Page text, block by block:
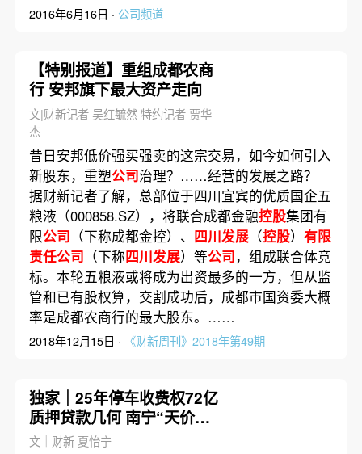
2016年6月16日 · 公司频道
【特别报道】重组成都农商
行 安邦旗下最大资产走向
文|财新记者 吴红毓然 特约记者 贾华
杰
昔日安邦低价强买强卖的这宗交易，如今如何引入
新股东，重塑公司治理？……经营的发展之路？
据财新记者了解，总部位于四川宜宾的优质国企五
粮液（000858.SZ），将联合成都金融控股集团有
限公司 （下称成都金控）、 四川发展（控股） 有限
责任公司 （下称四川发展）等公司，组成联合体竞
标。本轮五粮液或将成为出资最多的一方，但从监
管和已有股权算，交割成功后，成都市国资委大概
率是成都农商行的最大股东。……
2018年12月15日 · 《财新周刊》2018年第49期
独家｜25年停车收费权72亿
质押贷款几何 南宁“天价泊
车”真相
文｜财新 夏怡宁